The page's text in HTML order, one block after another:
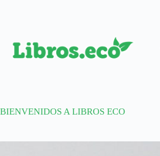
BIENVENIDOS A LIBROS ECO